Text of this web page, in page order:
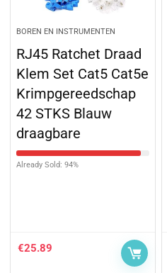
BOREN EN INSTRUMENTEN
RJ45 Ratchet Draad
Klem Set Cat5 Cat5e
Krimpgereedschap
42 STKS Blauw
draagbare
Already Sold: 94%
€25.89